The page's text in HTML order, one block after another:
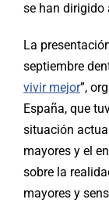
se han dirigido
La
septiembre
vivir mejor”,
España, que
situación
mayores y el
sobre la
mayores y